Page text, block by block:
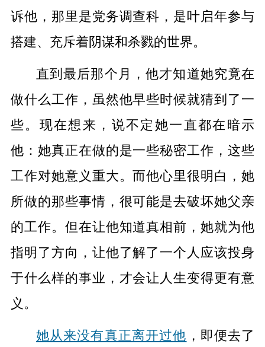
诉他，那里是党务调查科，是叶启年参与
搭建、充斥着阴谋和杀戮的世界。
直到最后那个月，他才知道她究竟在
做什么工作，虽然他早些时候就猜到了一
些。现在想来，说不定她一直都在暗示
他：她真正在做的是一些秘密工作，这些
工作对她意义重大。而他心里很明白，她
所做的那些事情，很可能是去破坏她父亲
的工作。但在让他知道真相前，她就为他
指明了方向，让他了解了一个人应该投身
于什么样的事业，才会让人生变得更有意
义。
她从来没有真正离开过他 ，即便去了